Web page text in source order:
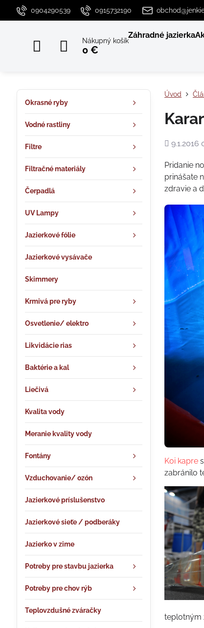
0904290539 0915732190
Nákupný košík
0 €
Záhradné jazierka
Úvod
Pridané
9.1.2016
Pridanie
prinášate
zdravie a
Koi kapre
zabránilo
teplotným
Okrasné ryby
Vodné rastliny
Filtre
Filtračné materiály
Čerpadlá
UV Lampy
Jazierkové fólie
Jazierkové vysávače
Skimmery
Krmivá pre ryby
Osvetlenie/ elektro
Likvidácie rias
Baktérie a kal
Liečivá
Kvalita vody
Meranie kvality vody
Fontány
Vzduchovanie/ ozón
Jazierkové príslušenstvo
Jazierkové sieťe / podberáky
Jazierko v zime
Potreby pre stavbu jazierka
Potreby pre chov rýb
Teplovzdušné zváračky